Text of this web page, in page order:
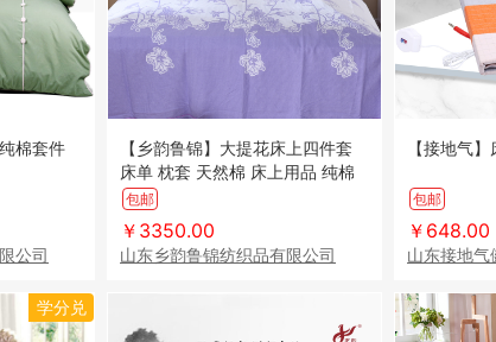
棉套件
公司
【乡韵鲁锦】大提花床上四件套
床单 枕套 天然棉 床上用品 纯棉
家居家纺
包邮
￥3350.00
山东乡韵鲁锦纺织品有限公司
【接地气
包邮
￥648.00
山东接地气
学分兑